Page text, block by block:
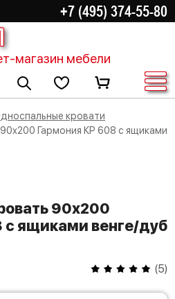
+7 (495) 374-55-80
магазин мебели
Односпальные кровати
с ящиками венге/дуб
(5)